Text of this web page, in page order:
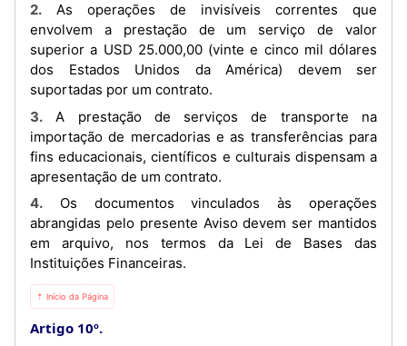
2. As operações de invisíveis correntes que
envolvem a prestação de um serviço de valor
superior a USD 25.000,00 (vinte e cinco mil dólares
dos Estados Unidos da América) devem ser
suportadas por um contrato.
3. A prestação de serviços de transporte na
importação de mercadorias e as transferências para
fins educacionais, científicos e culturais dispensam a
apresentação de um contrato.
4. Os documentos vinculados às operações
abrangidas pelo presente Aviso devem ser mantidos
em arquivo, nos termos da Lei de Bases das
Instituições Financeiras.
⇡ Início da Página
Artigo 10º.